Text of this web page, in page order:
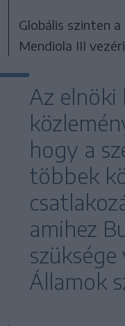
Globális szinten
Mendiola III
Az elnöki
hogy a
többek
amihez
Államok